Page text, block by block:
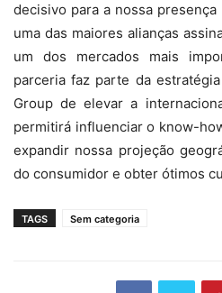
decisivo para a nossa
uma das maiores alianças
um dos mercados mais
parceria faz parte da
Group de elevar a
permitirá influenciar o know-
expandir nossa projeção
do consumidor e obter ótimos
TAGS Sem categoria